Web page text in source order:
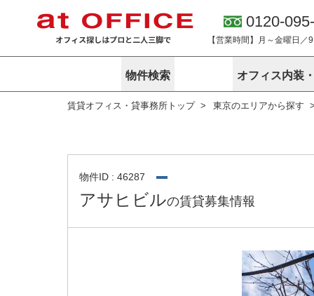
0120-
【営業時間】月～金曜日／
物件検索
東京
路線から探す
こだわりから探す
賃料相場を参考に探す
地図から探す
居抜き物件特集
神奈川
路線から探す
地図から探す
神奈川のク
オフィス内装
サービス内容
オフィス探しノウハウ
アットオフ
無料ダウン
企業情報
アットレジデンス
賃貸オフィス・貸事務所トップ 東京のエリアから探す
物件ID : 46287
アサヒビルの賃貸募集情報